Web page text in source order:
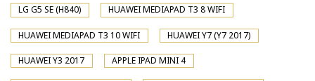
LG G5 SE (H840) HUAWEI MEDIAPAD T3 8 WIFI
HUAWEI MEDIAPAD T3 10 WIFI HUAWEI Y7 (Y7 2017)
HUAWEI Y3 2017 APPLE IPAD MINI 4